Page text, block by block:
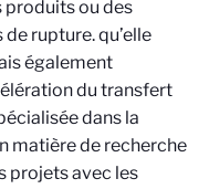
ou des
de rupture.qu’elle
également
du transfert
dans la
matière de recherche
projets avec les